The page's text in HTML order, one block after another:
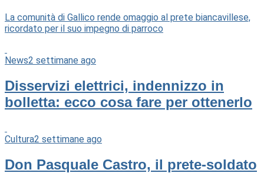
La comunità di Gallico rende omaggio al prete biancavillese,
ricordato per il suo impegno di parroco
News2 settimane ago
Disservizi elettrici, indennizzo in
bolletta: ecco cosa fare per ottenerlo
Cultura2 settimane ago
Don Pasquale Castro, il prete-soldato